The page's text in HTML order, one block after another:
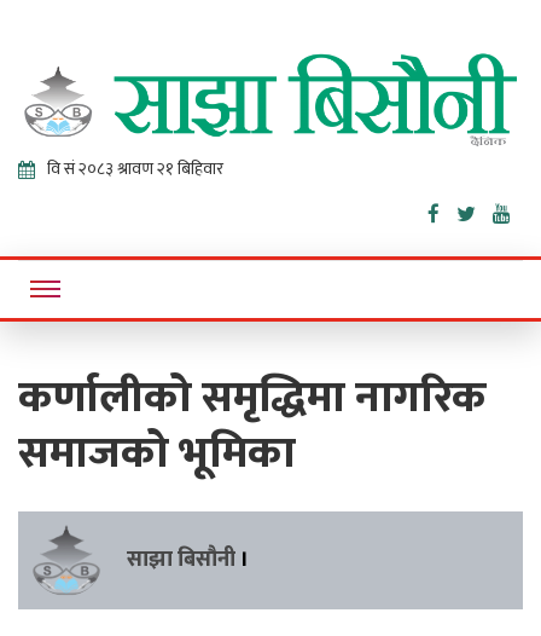
Sajha
Bisaunee
Online News Portal
कर्णालीको समृद्धिमा नागरिक
समाजको भूमिका
साझा बिसौनी ।